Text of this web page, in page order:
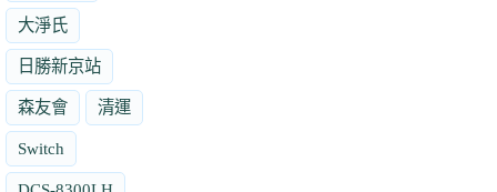
大淨氏
日勝新京站
森友會 清運
Switch